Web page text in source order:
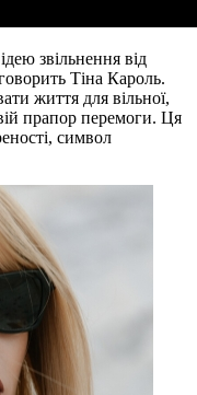
звільнення від
Тіна Кароль.
життя для вільної,
прапор перемоги. Ця
символ